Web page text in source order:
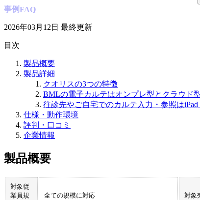
事例FAQ
2026年03月12日 最終更新
目次
製品概要
製品詳細
クオリスの3つの特徴
BMLの電子カルテはオンプレ型とクラウド
往診先やご自宅でのカルテ入力・参照は
仕様・動作環境
評判・口コミ
企業情報
製品概要
対象従
業員規
全ての規模に対応 対象